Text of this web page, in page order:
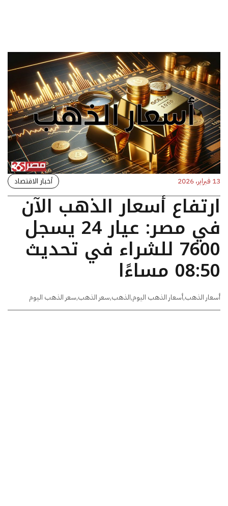
13 فبراير، 2026 أخبار الاقتصاد
ارتفاع أسعار الذهب الآن
في مصر: عيار 24 يسجل
7600 للشراء في تحديث
08:50 مساءًا
أسعار الذهب,أسعار الذهب اليوم,الذهب,سعر الذهب,سعر الذهب اليوم